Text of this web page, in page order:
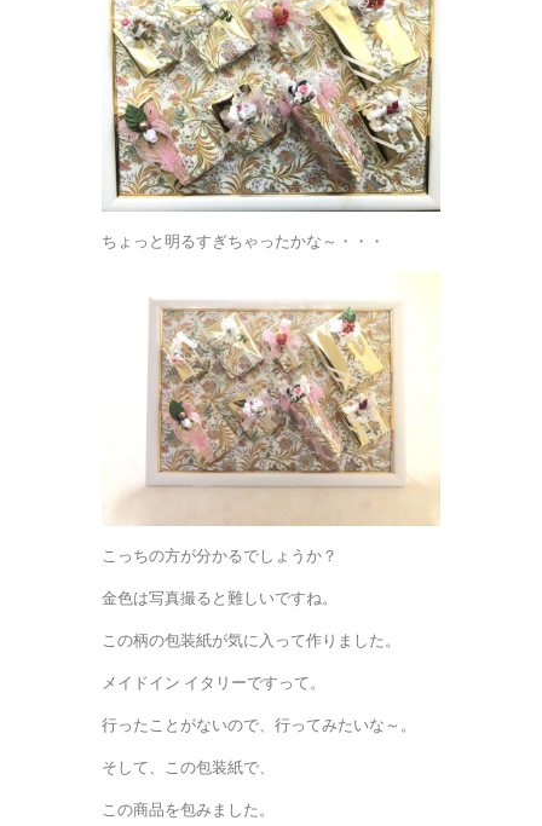
ちょっと明るすぎちゃったかな～・・・
こっちの方が分かるでしょうか？
金色は写真撮ると難しいですね。
この柄の包装紙が気に入って作りました。
メイドイン イタリーですって。
行ったことがないので、行ってみたいな～。
そして、この包装紙で、
この商品を包みました。